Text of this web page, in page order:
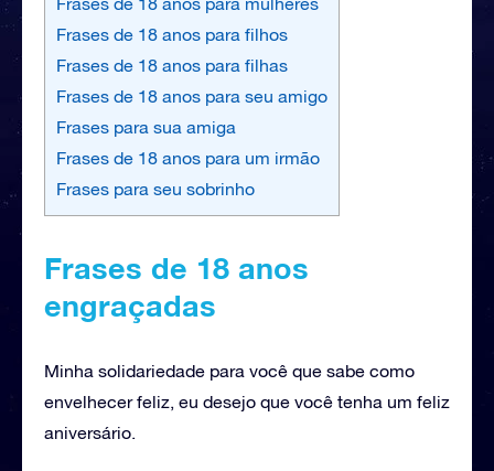
Frases de 18 anos para filhos
Frases de 18 anos para filhas
Frases de 18 anos para seu amigo
Frases para sua amiga
Frases de 18 anos para um irmão
Frases para seu sobrinho
Frases de 18 anos
engraçadas
Minha solidariedade para você que sabe como
envelhecer feliz, eu desejo que você tenha um feliz
aniversário.